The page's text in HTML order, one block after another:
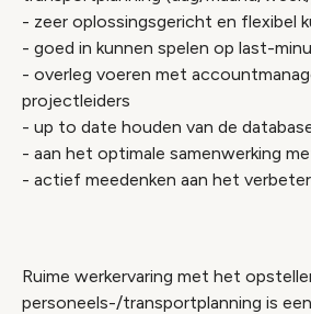
- zeer oplossingsgericht en flexibel
- goed in kunnen spelen op last-
- overleg voeren met
projectleiders
- up to date houden van de
- aan het optimale samenwerking
- actief meedenken aan het
Ruime werkervaring met het
personeels-/transportplanning is